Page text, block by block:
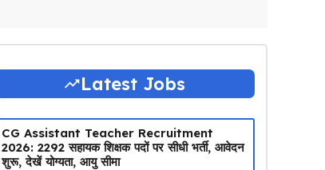
Latest Jobs
CG Assistant Teacher Recruitment
2026: 2292 सहायक शिक्षक पदों पर सीधी भर्ती, आवेदन
शुरू, देखें योग्यता, आयु सीमा